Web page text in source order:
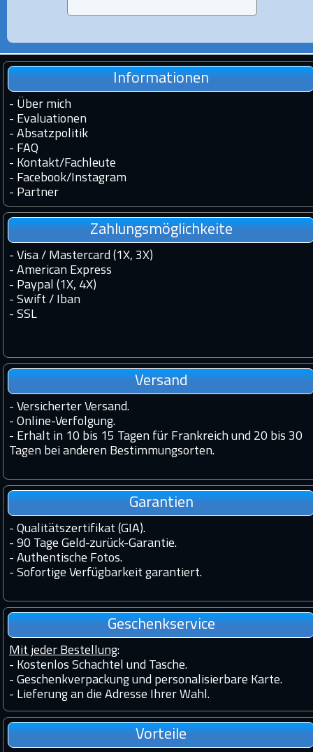
Informationen
- Über mich
- Evaluationen
- Absatzpolitik
- FAQ
- Kontakt/Fachleute
- Facebook/Instagram
- Partner
Zahlungsmöglichkeite
- Visa / Mastercard (1X, 3X)
- American Express
- Paypal (1X, 4X)
- Swift / Iban
- SSL
Versand
- Versicherter Versand.
- Online-Verfolgung.
- Erhalt in 10 bis 15 Tagen für Frankreich und 20 bis 30
Tagen bei anderen Bestimmungsorten.
Garantien
- Qualitätszertifikat (GIA).
- 90 Tage Geld-zurück-Garantie.
- Authentische Fotos.
- Sofortige Verfügbarkeit garantiert.
Geschenkservice
Mit jeder Bestellung:
- Kostenlos Schachtel und Tasche.
- Geschenkverpackung und personalisierbare Karte.
- Lieferung an die Adresse Ihrer Wahl.
Vorteile